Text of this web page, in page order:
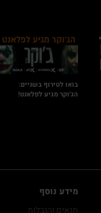
בואו לטירוף בשניים:
הג'וקר מגיע לפלאנט!
מידע נוסף